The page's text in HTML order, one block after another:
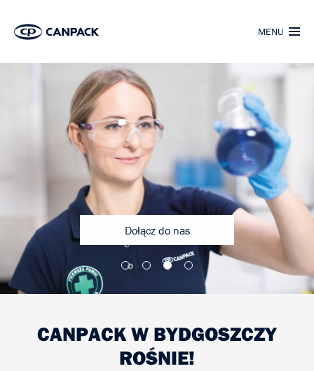
Grupa CANPACK
O nas
Dołącz do nas
Nasza kultura
Kontakt
MENU
Dołącz do nas
CANPACK W BYDGOSZCZY
ROŚNIE!